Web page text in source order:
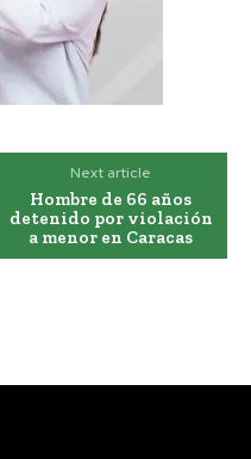
Next article
Hombre de 66 años
detenido por violación
a menor en Caracas